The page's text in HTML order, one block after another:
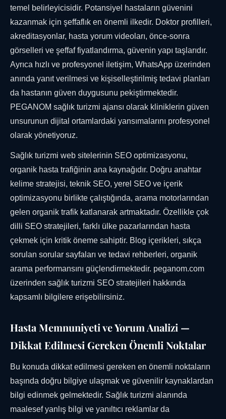
temel belirleyicisidir. Potansiyel hastaların güvenini
kazanmak için şeffaflık en önemli ilkedir. Doktor profilleri,
akreditasyonlar, hasta yorum videoları, önce-sonra
görselleri ve şeffaf fiyatlandırma, güvenin yapı taşlarıdır.
Ayrıca hızlı ve profesyonel iletişim, WhatsApp üzerinden
anında yanıt verilmesi ve kişiselleştirilmiş tedavi planları
da hastanın güven duygusunu pekiştirmektedir.
PEGANOM sağlık turizmi ajansı olarak kliniklerin güven
unsurunun dijital ortamlardaki yansımalarını profesyonel
olarak yönetiyoruz.
Sağlık turizmi web sitelerinin SEO optimizasyonu,
organik hasta trafiğinin ana kaynağıdır. Doğru anahtar
kelime stratejisi, teknik SEO, yerel SEO ve içerik
optimizasyonu birlikte çalıştığında, arama motorlarından
gelen organik trafik katlanarak artmaktadır. Özellikle çok
dilli SEO stratejileri, farklı ülke pazarlarından hasta
çekmek için kritik öneme sahiptir. Blog içerikleri, sıkça
sorulan sorular sayfaları ve tedavi rehberleri, organik
arama performansını güçlendirmektedir. peganom.com
üzerinden sağlık turizmi SEO stratejileri hakkında
kapsamlı bilgilere erişebilirsiniz.
Hasta Memnuniyeti ve Yorum Analizi —
Dikkat Edilmesi Gereken Önemli Noktalar
Bu konuda dikkat edilmesi gereken en önemli noktaların
başında doğru bilgiye ulaşmak ve güvenilir kaynaklardan
bilgi edinmek gelmektedir. Sağlık turizmi alanında
maalesef yanlış bilgi ve yanıltıcı reklamlar da